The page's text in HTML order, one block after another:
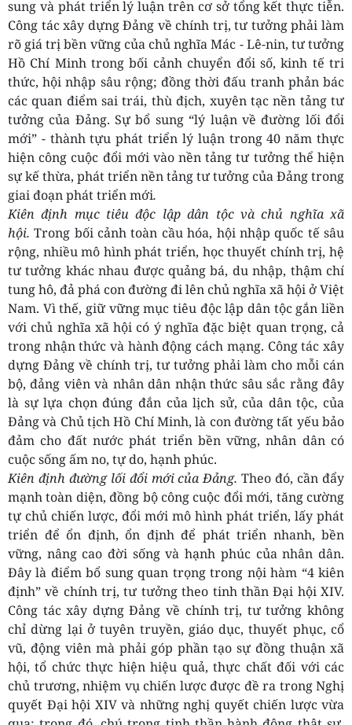
sung và phát triển lý luận trên cơ sở tổng kết thực tiễn.
Công tác xây dựng Đảng về chính trị, tư tưởng phải làm
rõ giá trị bền vững của chủ nghĩa Mác - Lê-nin, tư tưởng
Hồ Chí Minh trong bối cảnh chuyển đổi số, kinh tế tri
thức, hội nhập sâu rộng; đồng thời đấu tranh phản bác
các quan điểm sai trái, thù địch, xuyên tạc nền tảng tư
tưởng của Đảng. Sự bổ sung “lý luận về đường lối đổi
mới” - thành tựu phát triển lý luận trong 40 năm thực
hiện công cuộc đổi mới vào nền tảng tư tưởng thể hiện
sự kế thừa, phát triển nền tảng tư tưởng của Đảng trong
giai đoạn phát triển mới.
Kiên định mục tiêu độc lập dân tộc và chủ nghĩa xã
hội. Trong bối cảnh toàn cầu hóa, hội nhập quốc tế sâu
rộng, nhiều mô hình phát triển, học thuyết chính trị, hệ
tư tưởng khác nhau được quảng bá, du nhập, thậm chí
tung hô, đả phá con đường đi lên chủ nghĩa xã hội ở Việt
Nam. Vì thế, giữ vững mục tiêu độc lập dân tộc gắn liền
với chủ nghĩa xã hội có ý nghĩa đặc biệt quan trọng, cả
trong nhận thức và hành động cách mạng. Công tác xây
dựng Đảng về chính trị, tư tưởng phải làm cho mỗi cán
bộ, đảng viên và nhân dân nhận thức sâu sắc rằng đây
là sự lựa chọn đúng đắn của lịch sử, của dân tộc, của
Đảng và Chủ tịch Hồ Chí Minh, là con đường tất yếu bảo
đảm cho đất nước phát triển bền vững, nhân dân có
cuộc sống ấm no, tự do, hạnh phúc.
Kiên định đường lối đổi mới của Đảng. Theo đó, cần đẩy
mạnh toàn diện, đồng bộ công cuộc đổi mới, tăng cường
tự chủ chiến lược, đổi mới mô hình phát triển, lấy phát
triển để ổn định, ổn định để phát triển nhanh, bền
vững, nâng cao đời sống và hạnh phúc của nhân dân.
Đây là điểm bổ sung quan trọng trong nội hàm “4 kiên
định” về chính trị, tư tưởng theo tinh thần Đại hội XIV.
Công tác xây dựng Đảng về chính trị, tư tưởng không
chỉ dừng lại ở tuyên truyền, giáo dục, thuyết phục, cổ
vũ, động viên mà phải góp phần tạo sự đồng thuận xã
hội, tổ chức thực hiện hiệu quả, thực chất đối với các
chủ trương, nhiệm vụ chiến lược được đề ra trong Nghị
quyết Đại hội XIV và những nghị quyết chiến lược vừa